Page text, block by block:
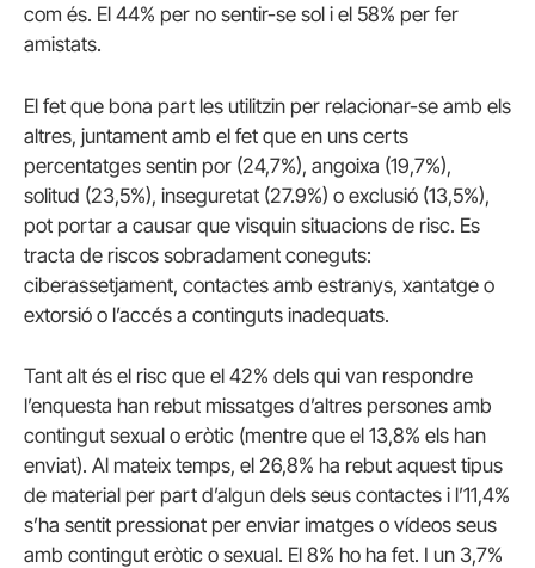
com és. El 44% per no sentir-se sol i el 58% per fer
amistats.
El fet que bona part les utilitzin per relacionar-se amb els
altres, juntament amb el fet que en uns certs
percentatges sentin por (24,7%), angoixa (19,7%),
solitud (23,5%), inseguretat (27.9%) o exclusió (13,5%),
pot portar a causar que visquin situacions de risc. Es
tracta de riscos sobradament coneguts:
ciberassetjament, contactes amb estranys, xantatge o
extorsió o l’accés a continguts inadequats.
Tant alt és el risc que el 42% dels qui van respondre
l’enquesta han rebut missatges d’altres persones amb
contingut sexual o eròtic (mentre que el 13,8% els han
enviat). Al mateix temps, el 26,8% ha rebut aquest tipus
de material per part d’algun dels seus contactes i l’11,4%
s’ha sentit pressionat per enviar imatges o vídeos seus
amb contingut eròtic o sexual. El 8% ho ha fet. I un 3,7%